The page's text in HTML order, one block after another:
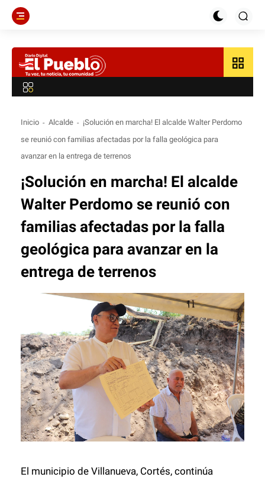
grid_view
Inicio Alcalde
¡Solución en marcha! El alcalde Walter Perdomo
se reunió con familias afectadas por la falla geológica para
avanzar en la entrega de terrenos
¡Solución en marcha! El alcalde
Walter Perdomo se reunió con
familias afectadas por la falla
geológica para avanzar en la
entrega de terrenos
El municipio de Villanueva, Cortés, continúa